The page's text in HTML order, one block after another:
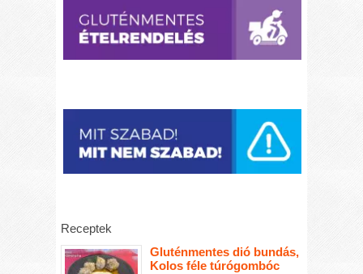
Receptek
Gluténmentes dió bundás,
Kolos féle túrógombóc